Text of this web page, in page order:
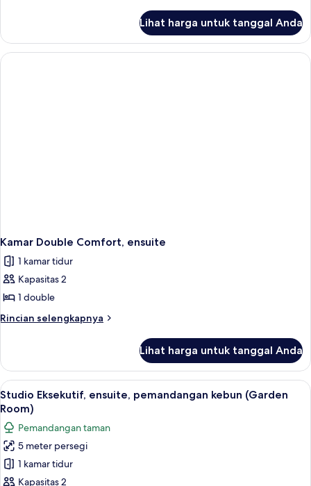
Kamar
Twin
Comfort,
Lihat harga untuk tanggal Anda
Kamar Double Comfort, ensuite
1 kamar tidur
Kapasitas 2
1 double
Rincian selengkapnya
Rincian
Kamar
Double
Comfort,
ensuite
Lihat harga untuk tanggal Anda
Lihat
semua
foto
untuk
Studio
Eksekutif,
Studio Eksekutif, ensuite,
2
Studio Eksekutif, ensuite, pemandangan kebun (Garden
Room)
Pemandangan taman
5 meter persegi
1 kamar tidur
Kapasitas 2